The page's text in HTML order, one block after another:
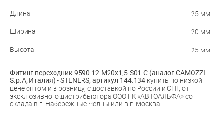
Длина 25 мм
Ширина 20 мм
Высота 25 мм
Фитинг переходник 9590 12-M20x1,5-S01-C (аналог CAMOZZI
S.p.A, Италия) - STENERS, артикул 144.134 купить по низкой
цене оптом и в розницу, с доставкой по России и СНГ, от
эксклюзивного дистрибьютора ООО ГК «АВТОАЛЬФА» со
склада в г. Набережные Челны или в г. Москва.